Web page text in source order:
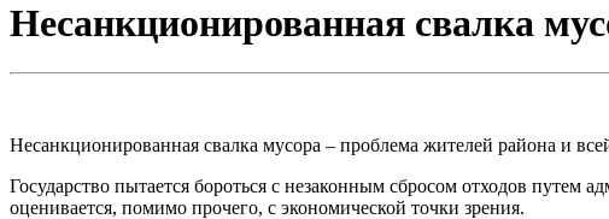
Несанкционированная свалка
Несанкционированная свалка мусора – проблема жителей района и
Государство пытается бороться с незаконным сбросом отходов путем
оценивается, помимо прочего, с экономической точки зрения.